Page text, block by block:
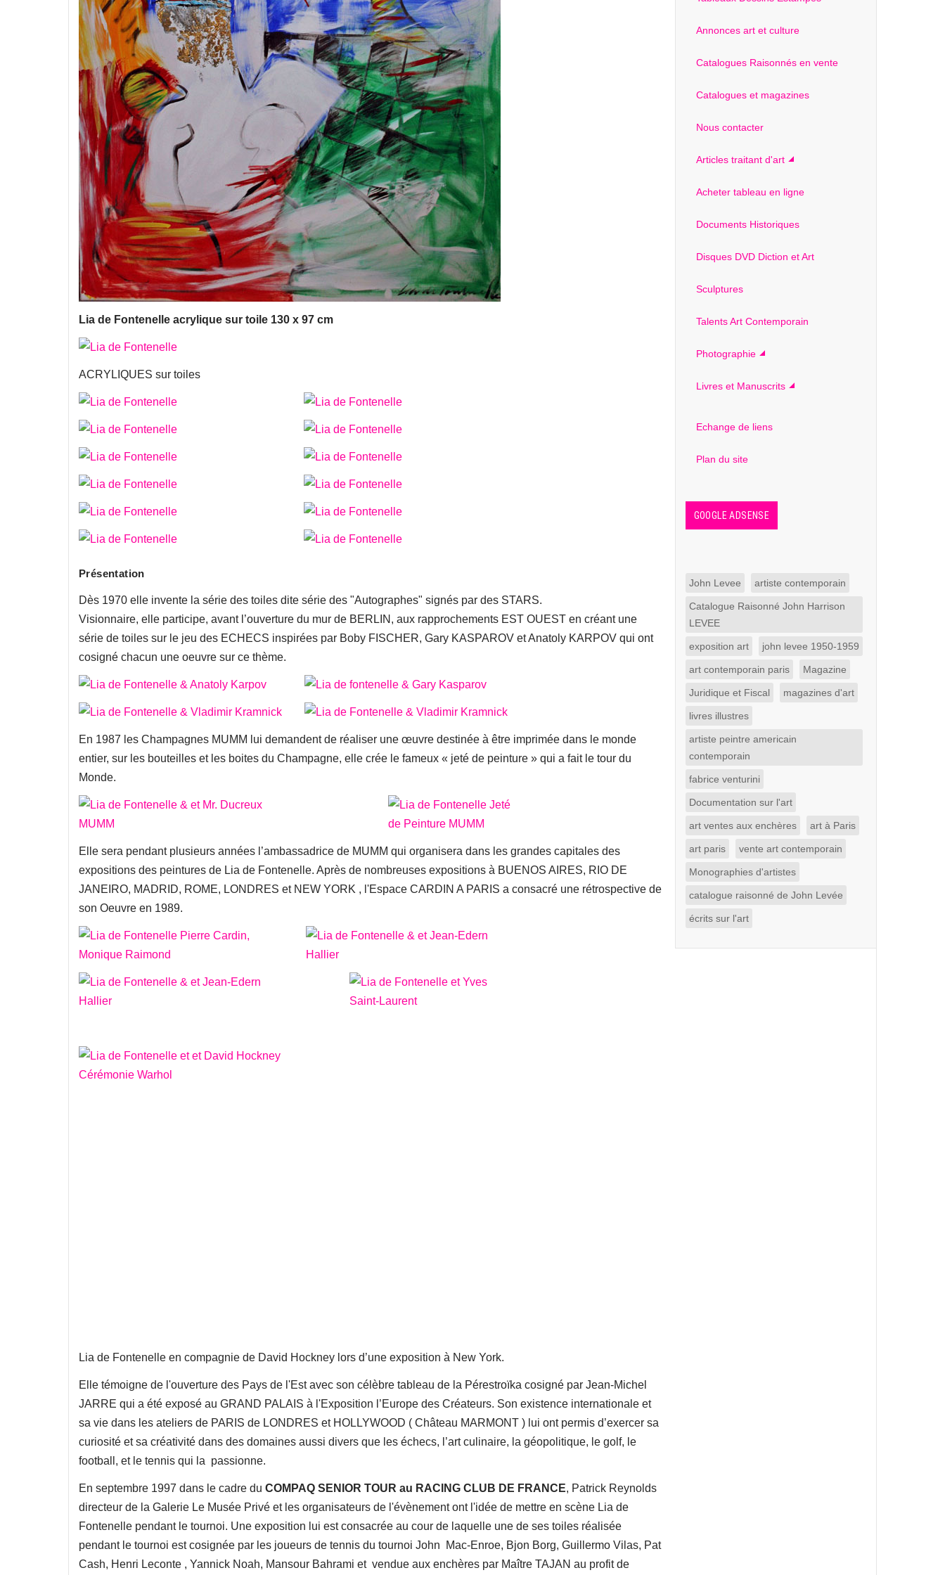
Lia de Fontenelle acrylique sur toile 130 x 97 cm
ACRYLIQUES sur toiles
Présentation
Dès 1970 elle invente la série des toiles dite série des "Autographes" signés par des STARS.
Visionnaire, elle participe, avant l’ouverture du mur de BERLIN, aux rapprochements EST OUEST en créant une
série de toiles sur le jeu des ECHECS inspirées par Boby FISCHER, Gary KASPAROV et Anatoly KARPOV qui ont
cosigné chacun une oeuvre sur ce thème.
En 1987 les Champagnes MUMM lui demandent de réaliser une œuvre destinée à être imprimée dans le monde
entier, sur les bouteilles et les boites du Champagne, elle crée le fameux « jeté de peinture » qui a fait le tour du
Monde.
Elle sera pendant plusieurs années l’ambassadrice de MUMM qui organisera dans les grandes capitales des
expositions des peintures de Lia de Fontenelle. Après de nombreuses expositions à BUENOS AIRES, RIO DE
JANEIRO, MADRID, ROME, LONDRES et NEW YORK , l'Espace CARDIN A PARIS a consacré une rétrospective de
son Oeuvre en 1989.
Lia de Fontenelle en compagnie de David Hockney lors d’une exposition à New York.
Elle témoigne de l'ouverture des Pays de l'Est avec son célèbre tableau de la Pérestroïka cosigné par Jean-Michel
JARRE qui a été exposé au GRAND PALAIS à l'Exposition l’Europe des Créateurs. Son existence internationale et
sa vie dans les ateliers de PARIS de LONDRES et HOLLYWOOD ( Château MARMONT ) lui ont permis d’exercer sa
curiosité et sa créativité dans des domaines aussi divers que les échecs, l’art culinaire, la géopolitique, le golf, le
football, et le tennis qui la passionne.
En septembre 1997 dans le cadre du COMPAQ SENIOR TOUR au RACING CLUB DE FRANCE, Patrick Reynolds
directeur de la Galerie Le Musée Privé et les organisateurs de l'évènement ont l'idée de mettre en scène Lia de
Fontenelle pendant le tournoi. Une exposition lui est consacrée au cour de laquelle une de ses toiles réalisée
pendant le tournoi est cosignée par les joueurs de tennis du tournoi John Mac-Enroe, Bjon Borg, Guillermo Vilas, Pat
Cash, Henri Leconte , Yannick Noah, Mansour Bahrami et vendue aux enchères par Maître TAJAN au profit de
Annonces art et culture
Catalogues Raisonnés en vente
Catalogues et magazines
Nous contacter
Articles traitant d'art
Acheter tableau en ligne
Documents Historiques
Disques DVD Diction et Art
Sculptures
Talents Art Contemporain
Photographie
Livres et Manuscrits
Echange de liens
Plan du site
GOOGLE ADSENSE
John Levee artiste contemporain
Catalogue Raisonné John Harrison
LEVEE
exposition art john levee 1950-1959
art contemporain paris Magazine
Juridique et Fiscal magazines d'art
livres illustres
artiste peintre americain
contemporain
fabrice venturini
Documentation sur l'art
art ventes aux enchères art à Paris
art paris vente art contemporain
Monographies d'artistes
catalogue raisonné de John Levée
écrits sur l'art